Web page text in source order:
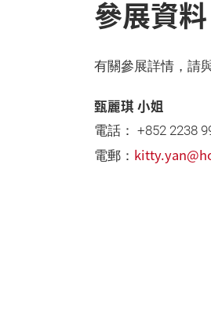
參展資料
有關參展詳情，請
甄麗琪 小姐
電話： +852 2238
電郵：